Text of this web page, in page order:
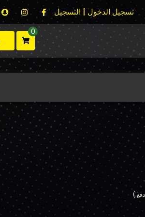
تسجيل الدخول | التسجيل
0